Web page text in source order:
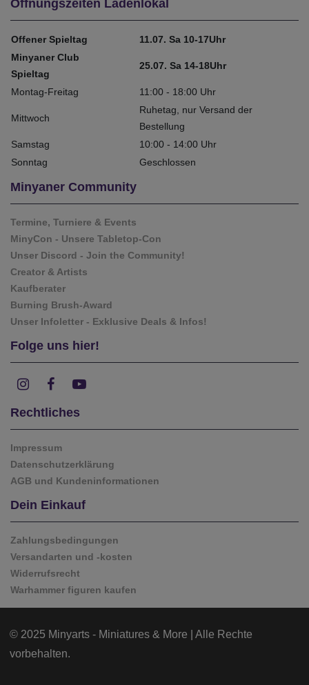
Öffnungszeiten Ladenlokal
Offener Spieltag
11.07. Sa 10-17Uhr
Minyaner Club
Spieltag
25.07. Sa 14-18Uhr
Montag-Freitag 11:00 - 18:00 Uhr
Mittwoch
Ruhetag, nur Versand der
Bestellung
Samstag
10:00 - 14:00 Uhr
Sonntag
Geschlossen
Minyaner Community
Termine, Turniere & Events
MinyCon - Unsere Tabletop-Con
Unser Discord - Join the Community!
Creator & Artists
Kaufberater
Burning Brush-Award
Unser Infoletter - Exklusive Deals & Infos!
Folge uns hier!
Rechtliches
Impressum
Datenschutzerklärung
AGB und Kundeninformationen
Dein Einkauf
Zahlungsbedingungen
Versandarten und -kosten
Widerrufsrecht
Warhammer figuren kaufen
© 2025 Minyarts - Miniatures & More | Alle Rechte
vorbehalten.